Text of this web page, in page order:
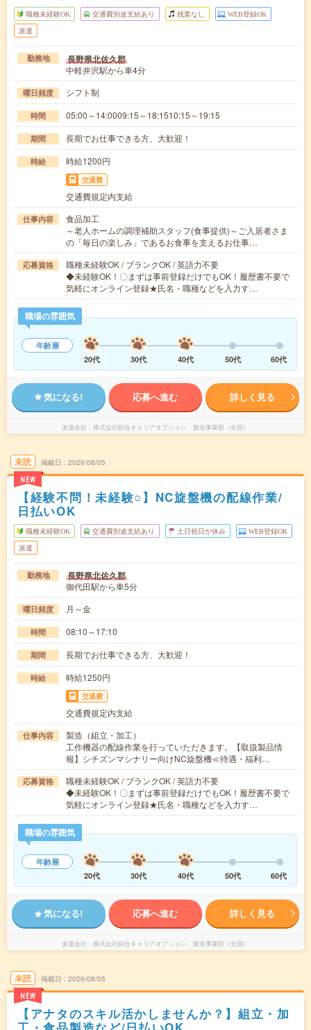
職種未経験OK 交通費別途支給あり 残業なし WEB登録OK
派遣
勤務地 長野県北佐久郡
中軽井沢駅から車4分
曜日頻度 シフト制
時間 05:00～14:0009:15～18:1510:15～19:15
期間 長期でお仕事できる方、大歓迎！
時給 時給1200円
交通費
交通費規定内支給
仕事内容
食品加工
～老人ホームの調理補助スタッフ(食事提供)～ご入居者さま
の「毎日の楽しみ」であるお食事を支えるお仕事…
応募資格
職種未経験OK / ブランクOK / 英語力不要
◆未経験OK！〇まずは事前登録だけでもOK！履歴書不要で
気軽にオンライン登録★氏名・職種などを入力す…
職場の雰囲気
年齢層
20代
30代 40代 50代 60代
気になる! 応募へ進む 詳しく見る
派遣会社 株式会社綜合キャリアオプション 製造事業部（全国）
未読
NEW
掲載日 2026/08/05
【経験不問！未経験○】NC旋盤機の配線作業/
日払いOK
職種未経験OK 交通費別途支給あり 土日祝日が休み WEB登録OK
派遣
勤務地 長野県北佐久郡
御代田駅から車5分
曜日頻度 月～金
時間 08:10～17:10
期間 長期でお仕事できる方、大歓迎！
時給 時給1250円
交通費
交通費規定内支給
仕事内容
製造（組立・加工）
工作機器の配線作業を行っていただきます。【取扱製品情
報】シチズンマシナリー向けNC旋盤機≪待遇・福利…
応募資格
職種未経験OK / ブランクOK / 英語力不要
◆未経験OK！〇まずは事前登録だけでもOK！履歴書不要で
気軽にオンライン登録★氏名・職種などを入力す…
職場の雰囲気
年齢層
20代
30代 40代 50代 60代
気になる! 応募へ進む 詳しく見る
派遣会社 株式会社綜合キャリアオプション 製造事業部（全国）
未読
NEW
掲載日 2026/08/05
【アナタのスキル活かしませんか？】組立・加